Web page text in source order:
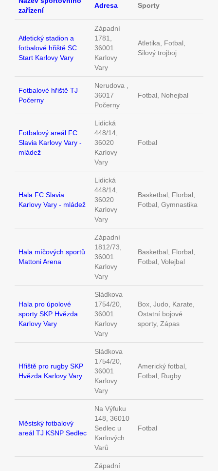
zařízení
Adresa Sporty
Atletický stadion a
fotbalové hřiště SC
Start Karlovy Vary
Západní
1781,
36001
Karlovy
Vary
Atletika, Fotbal,
Silový trojboj
Fotbalové hřiště TJ
Počerny
Nerudova ,
36017
Počerny
Fotbal, Nohejbal
Fotbalový areál FC
Slavia Karlovy Vary -
mládež
Lidická
448/14,
36020
Karlovy
Vary
Fotbal
Hala FC Slavia
Karlovy Vary - mládež
Lidická
448/14,
36020
Karlovy
Vary
Basketbal, Florbal,
Fotbal, Gymnastika
Hala míčových sportů
Mattoni Arena
Západní
1812/73,
36001
Karlovy
Vary
Basketbal, Florbal,
Fotbal, Volejbal
Hala pro úpolové
sporty SKP Hvězda
Karlovy Vary
Sládkova
1754/20,
36001
Karlovy
Vary
Box, Judo, Karate,
Ostatní bojové
sporty, Zápas
Hřiště pro rugby SKP
Hvězda Karlovy Vary
Sládkova
1754/20,
36001
Karlovy
Vary
Americký fotbal,
Fotbal, Rugby
Městský fotbalový
areál TJ KSNP Sedlec
Na Výfuku
148, 36010
Sedlec u
Karlových
Varů
Fotbal
Západní